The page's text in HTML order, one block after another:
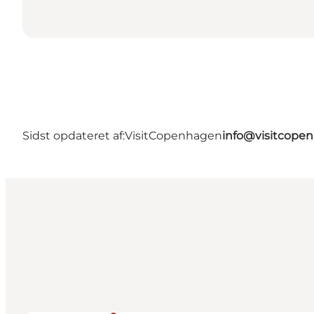
Sidst opdateret af:VisitCopenhagen